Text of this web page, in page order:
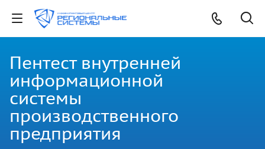
Пентест внутренней
информационной
системы
производственного
предприятия